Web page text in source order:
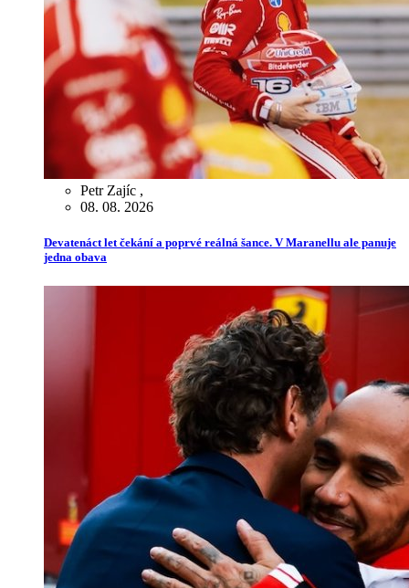
Petr Zajíc ,
08. 08. 2026
Devatenáct let čekání a poprvé reálná šance. V Maranellu ale panuje
jedna obava